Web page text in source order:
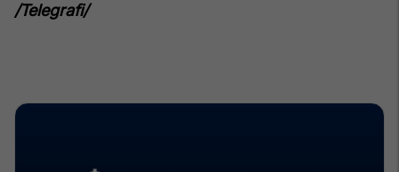
/Telegrafi/